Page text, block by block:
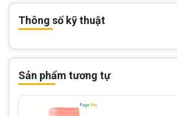
Thông số kỹ thuật
Sản phẩm tương tự